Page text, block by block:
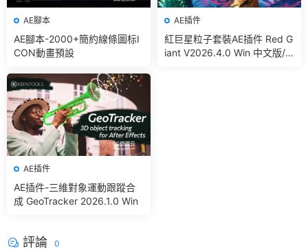
AE腳本
AE腳本-2000+簡約線條圖标I
CON動畫預設
AE插件
紅巨星粒子套裝AE插件 Red G
iant V2026.4.0 Win 中文版/
AE插件
AE插件-三維對象運動跟蹤合
成 GeoTracker 2026.1.0 Win
評論 0